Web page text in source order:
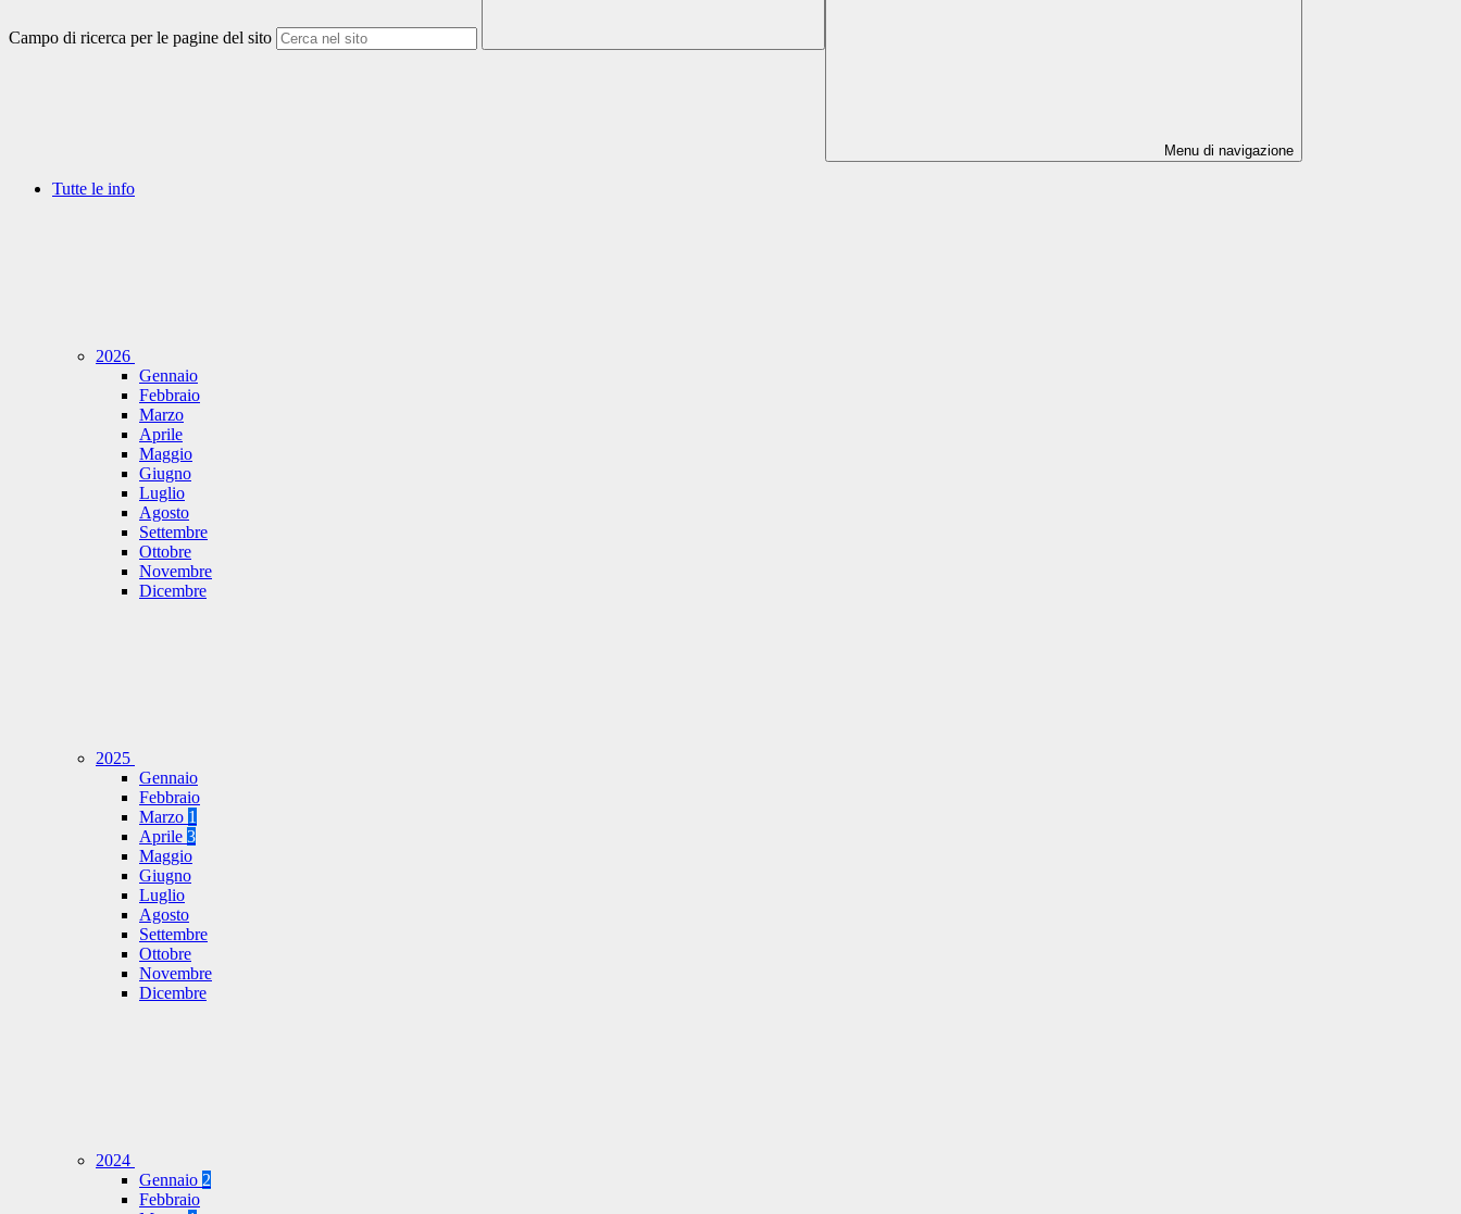
Campo di ricerca per le pagine del sito
Menu di navigazione
Tutte le info
2026
Gennaio
Febbraio
Marzo
Aprile
Maggio
Giugno
Luglio
Agosto
Settembre
Ottobre
Novembre
Dicembre
2025
Gennaio
Febbraio
Marzo 1
Aprile 3
Maggio
Giugno
Luglio
Agosto
Settembre
Ottobre
Novembre
Dicembre
2024
Gennaio 2
Febbraio